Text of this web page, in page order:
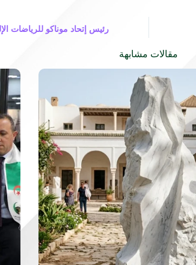
رئيس إتحاد موناكو للرياضات
مقالات مشابهة